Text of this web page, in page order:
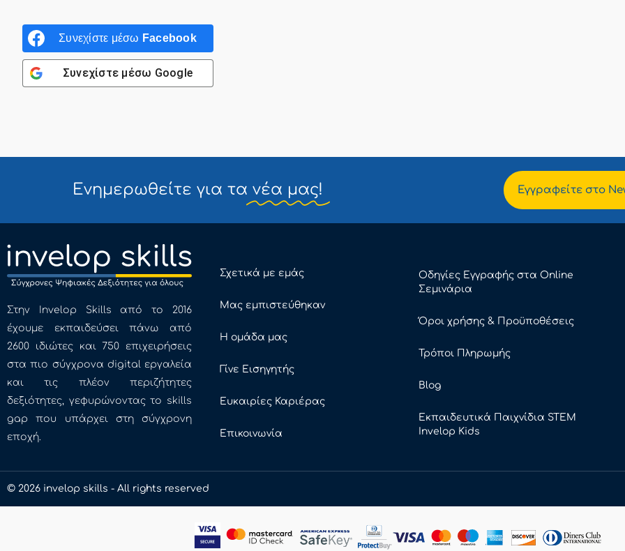
Συνεχίστε μέσω Facebook
Συνεχίστε μέσω Google
Ενημερωθείτε για τα νέα μας! Εγγραφείτε στο
Στην Invelop Skills από το 2016
έχουμε εκπαιδεύσει πάνω από
2600 ιδιώτες και 750 επιχειρήσεις
στα πιο σύγχρονα digital εργαλεία
και τις πλέον περιζήτητες
δεξιότητες, γεφυρώνοντας το skills
gap που υπάρχει στη σύγχρονη
εποχή.
Σχετικά με εμάς
Μας εμπιστεύθηκαν
Η ομάδα μας
Γίνε Εισηγητής
Ευκαιρίες Καριέρας
Επικοινωνία
Οδηγίες Εγγραφής στα Online
Σεμινάρια
Όροι χρήσης & Προϋποθέσεις
Τρόποι Πληρωμής
Blog
Εκπαιδευτικά Παιχνίδια STEM
Invelop Kids
© 2026 invelop skills - All rights reserved